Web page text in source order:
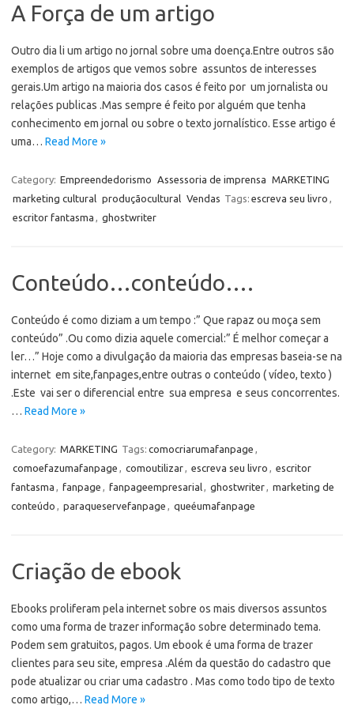
A Força de um artigo
Outro dia li um artigo no jornal sobre uma doença.Entre outros são
exemplos de artigos que vemos sobre assuntos de interesses
gerais.Um artigo na maioria dos casos é feito por um jornalista ou
relações publicas .Mas sempre é feito por alguém que tenha
conhecimento em jornal ou sobre o texto jornalístico. Esse artigo é
uma… Read More »
Category: Empreendedorismo Assessoria de imprensa MARKETING
marketing cultural produçãocultural Vendas Tags: escreva seu livro ,
escritor fantasma , ghostwriter
Conteúdo…conteúdo….
Conteúdo é como diziam a um tempo :” Que rapaz ou moça sem
conteúdo” .Ou como dizia aquele comercial:” É melhor começar a
ler…” Hoje como a divulgação da maioria das empresas baseia-se na
internet em site,fanpages,entre outras o conteúdo ( vídeo, texto )
.Este vai ser o diferencial entre sua empresa e seus concorrentes.
… Read More »
Category: MARKETING Tags: comocriarumafanpage ,
comoefazumafanpage , comoutilizar, escreva seu livro , escritor
fantasma , fanpage , fanpageempresarial, ghostwriter, marketing de
conteúdo , paraqueservefanpage , queéumafanpage
Criação de ebook
Ebooks proliferam pela internet sobre os mais diversos assuntos
como uma forma de trazer informação sobre determinado tema.
Podem sem gratuitos, pagos. Um ebook é uma forma de trazer
clientes para seu site, empresa .Além da questão do cadastro que
pode atualizar ou criar uma cadastro . Mas como todo tipo de texto
como artigo,… Read More »